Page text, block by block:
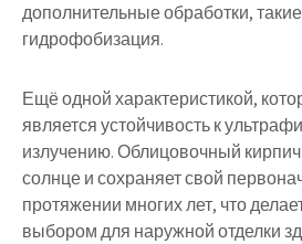
дополнительные обработки,
гидрофобизация.
Ещё одной характеристикой,
является устойчивость к
излучению. Облицовочный
солнце и сохраняет свой
протяжении многих лет, что
выбором для наружной отделки